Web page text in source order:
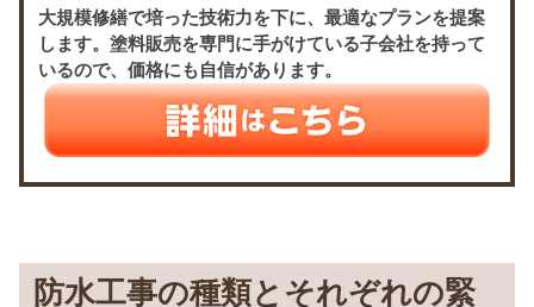
大規模修繕で培った技術力を下に、最適なプランを提案
します。塗料販売を専門に手がけている子会社を持って
いるので、価格にも自信があります。
防水工事の種類とそれぞれの緊